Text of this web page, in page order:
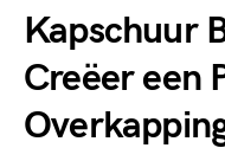
Kapschuur
Creëer een